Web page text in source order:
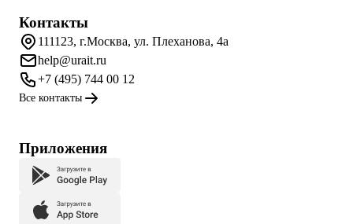
Контакты
111123, г.Москва, ул. Плеханова, 4а
help@urait.ru
+7 (495) 744 00 12
Все контакты
Приложения